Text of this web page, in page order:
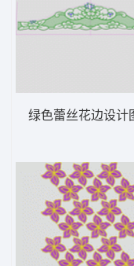
绿色蕾丝花边设计